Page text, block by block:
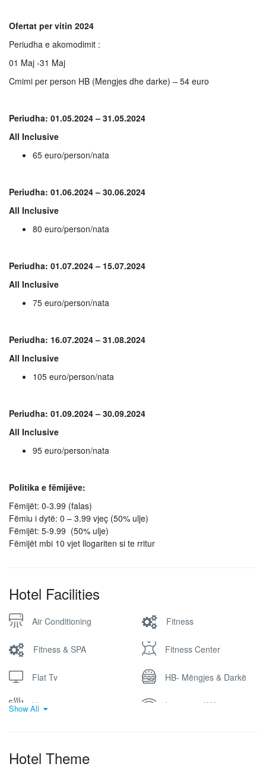
Ofertat per vitin 2024
Periudha e akomodimit :
01 Maj -31 Maj
Cmimi per person HB (Mengjes dhe darke) – 54 euro
Periudha: 01.05.2024 – 31.05.2024
All Inclusive
65 euro/person/nata
Periudha: 01.06.2024 – 30.06.2024
All Inclusive
80 euro/person/nata
Periudha: 01.07.2024 – 15.07.2024
All Inclusive
75 euro/person/nata
Periudha: 16.07.2024 – 31.08.2024
All Inclusive
105 euro/person/nata
Periudha: 01.09.2024 – 30.09.2024
All Inclusive
95 euro/person/nata
Politika e fëmijëve:
Fëmijët: 0-3.99 (falas)
Fëmiu i dytë: 0 – 3.99 vjeç (50% ulje)
Fëmijët: 5-9.99 (50% ulje)
Fëmijët mbi 10 vjet llogariten si te rritur
Hotel Facilities
Air Conditioning Fitness
Fitness & SPA Fitness Center
Flat Tv HB- Mëngjes & Darkë
Heater Internet – Wifi
Show All
Hotel Theme